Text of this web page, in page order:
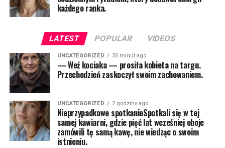
każdego ranka.
LATEST POPULAR VIDEOS
UNCATEGORIZED 35 minut ago
— Weź kociaka — prosiła kobieta na targu.
Przechodzień zaskoczył swoim zachowaniem.
UNCATEGORIZED 2 godziny ago
Nieprzypadkowe spotkanieSpotkali się w tej
samej kawiarni, gdzie pięć lat wcześniej oboje
zamówili tę samą kawę, nie wiedząc o swoim
istnieniu.